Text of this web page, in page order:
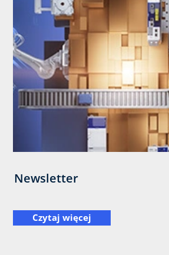
Newsletter
Czytaj więcej